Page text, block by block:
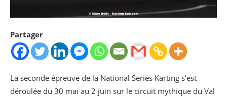
Partager
La seconde épreuve de la National Series Karting s’est
déroulée du 30 mai au 2 juin sur le circuit mythique du Val